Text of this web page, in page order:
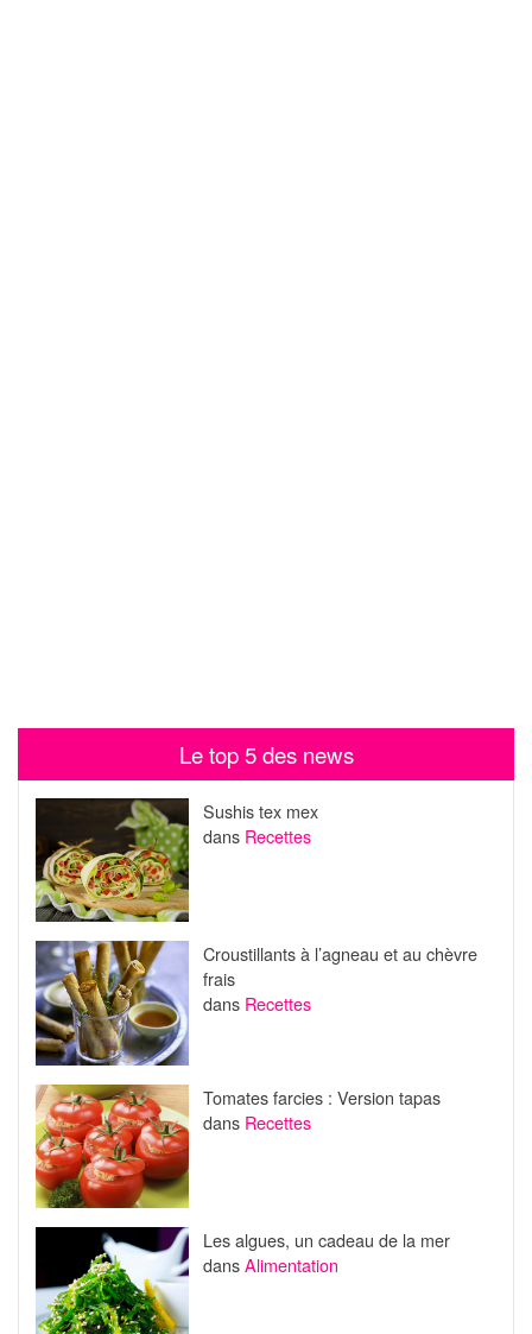
Le top 5 des news
Sushis tex mex
dans Recettes
Croustillants à l’agneau et au chèvre
frais
dans Recettes
Tomates farcies : Version tapas
dans Recettes
Les algues, un cadeau de la mer
dansAlimentation